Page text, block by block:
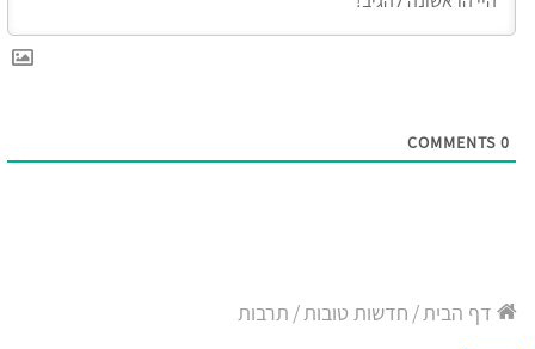
0
דף הבית/ חדשות טובות/ תרבות